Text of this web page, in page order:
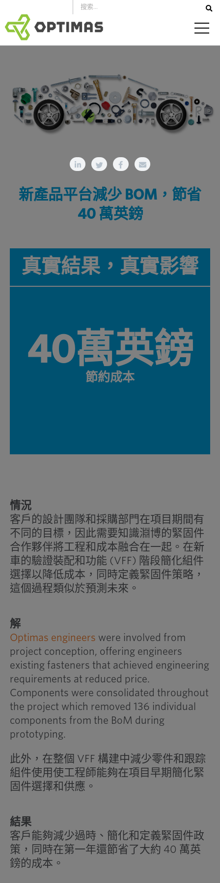
到
內
容
新產品平台減少 BOM，節省
40 萬英鎊
真實結果，真實影響
40萬英鎊
節約成本
情況
客戶的設計團隊和採購部門在項目期間有
不同的目標，因此需要知識淵博的緊固件
合作夥伴將工程和成本融合在一起。在新
車的驗證裝配和功能 (VFF) 階段簡化組件
選擇以降低成本，同時定義緊固件策略，
這個過程類似於預測未來。
解
Optimas engineers were involved from
project conception, offering engineers
existing fasteners that achieved engineering
requirements at reduced price.
Components were consolidated throughout
the project which removed 136 individual
components from the BoM during
prototyping.
此外，在整個 VFF 構建中減少零件和跟踪
組件使用使工程師能夠在項目早期簡化緊
固件選擇和供應。
結果
客戶能夠減少過時、簡化和定義緊固件政
策，同時在第一年還節省了大約 40 萬英
鎊的成本。